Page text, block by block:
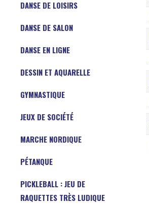
DANSE DE LOISIRS
DANSE DE SALON
DANSE EN LIGNE
DESSIN ET AQUARELLE
GYMNASTIQUE
JEUX DE SOCIÉTÉ
MARCHE NORDIQUE
PÉTANQUE
PICKLEBALL : JEU DE
RAQUETTES TRÈS LUDIQUE